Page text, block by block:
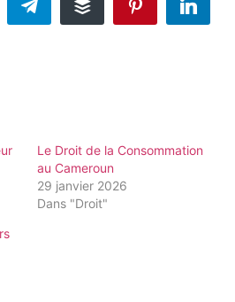
Le Droit de la Consommation
au Cameroun
29 janvier 2026
Dans "Droit"